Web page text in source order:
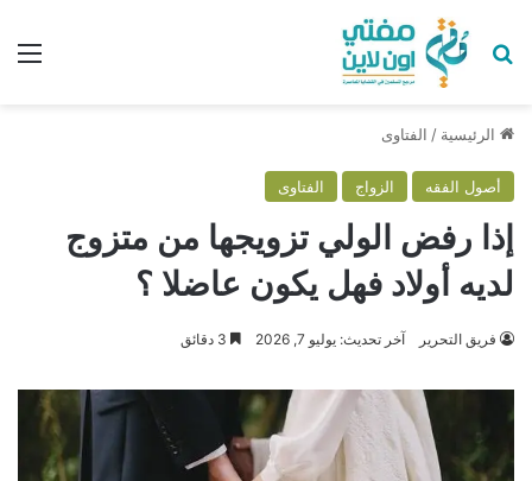
بحث عن
الرئيسية / الفتاوى
أصول الفقه الزواج الفتاوى
إذا رفض الولي تزويجها من متزوج
لديه أولاد فهل يكون عاضلا ؟
فريق التحرير آخر تحديث: يوليو 7, 2026